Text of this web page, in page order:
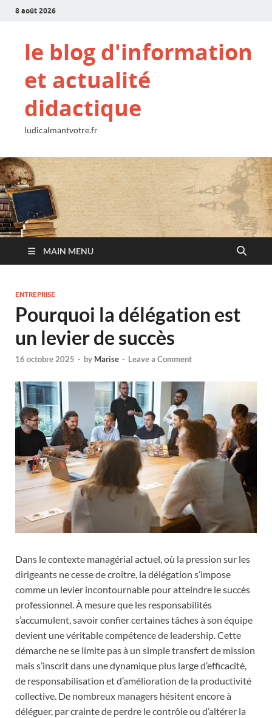
8 août 2026
le blog d'information
et actualité
didactique
ludicalmantvotre.fr
MAIN MENU
ENTREPRISE
Pourquoi la délégation est
un levier de succès
16 octobre 2025 - by Marise - Leave a Comment
Dans le contexte managérial actuel, où la pression sur les
dirigeants ne cesse de croître, la délégation s’impose
comme un levier incontournable pour atteindre le succès
professionnel. À mesure que les responsabilités
s’accumulent, savoir confier certaines tâches à son équipe
devient une véritable compétence de leadership. Cette
démarche ne se limite pas à un simple transfert de mission
mais s’inscrit dans une dynamique plus large d’efficacité,
de responsabilisation et d’amélioration de la productivité
collective. De nombreux managers hésitent encore à
déléguer, par crainte de perdre le contrôle ou d’altérer la